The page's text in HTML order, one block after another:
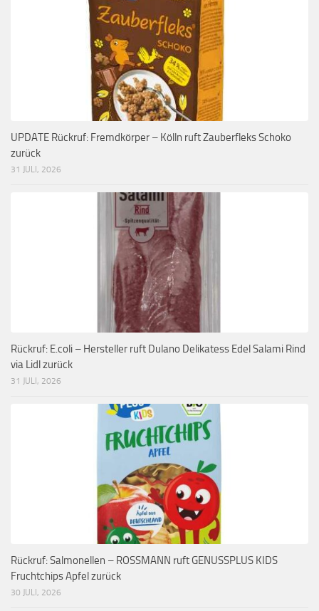
UPDATE Rückruf: Fremdkörper – Kölln ruft Zauberfleks Schoko
zurück
31 JULI, 2026
Rückruf: E.coli – Hersteller ruft Dulano Delikatess Edel Salami Rind
via Lidl zurück
31 JULI, 2026
Rückruf: Salmonellen – ROSSMANN ruft GENUSSPLUS KIDS
Fruchtchips Apfel zurück
30 JULI, 2026